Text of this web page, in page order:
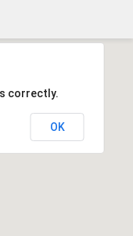
correctly.
OK